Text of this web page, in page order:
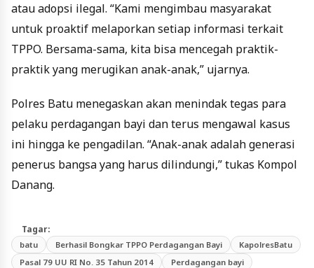
atau adopsi ilegal. “Kami mengimbau masyarakat
untuk proaktif melaporkan setiap informasi terkait
TPPO. Bersama-sama, kita bisa mencegah praktik-
praktik yang merugikan anak-anak,” ujarnya.
Polres Batu menegaskan akan menindak tegas para
pelaku perdagangan bayi dan terus mengawal kasus
ini hingga ke pengadilan. “Anak-anak adalah generasi
penerus bangsa yang harus dilindungi,” tukas Kompol
Danang.
Tagar:
batu Berhasil Bongkar TPPO Perdagangan Bayi
KapolresBatu
Pasal 79 UU RI No. 35 Tahun 2014
Perdagangan bayi